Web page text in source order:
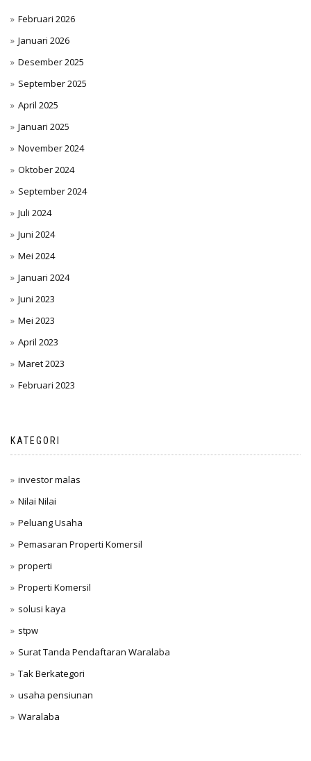
Februari 2026
Januari 2026
Desember 2025
September 2025
April 2025
Januari 2025
November 2024
Oktober 2024
September 2024
Juli 2024
Juni 2024
Mei 2024
Januari 2024
Juni 2023
Mei 2023
April 2023
Maret 2023
Februari 2023
KATEGORI
investor malas
Nilai Nilai
Peluang Usaha
Pemasaran Properti Komersil
properti
Properti Komersil
solusi kaya
stpw
Surat Tanda Pendaftaran Waralaba
Tak Berkategori
usaha pensiunan
Waralaba